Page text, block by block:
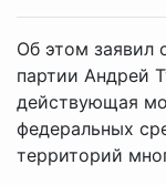
Об этом заявил
партии Андрей
действующая
федеральных
территорий